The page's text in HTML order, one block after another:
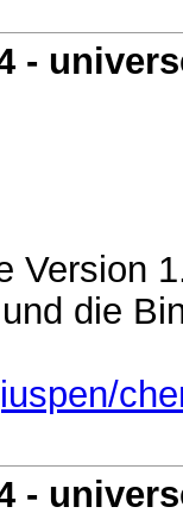
-
Version
die
-